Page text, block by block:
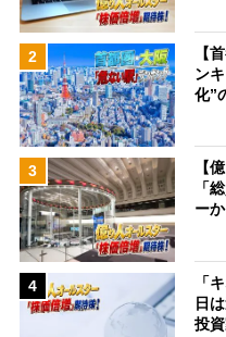
2
【
ン
化”
3
【
「
ー
4
「
日
投